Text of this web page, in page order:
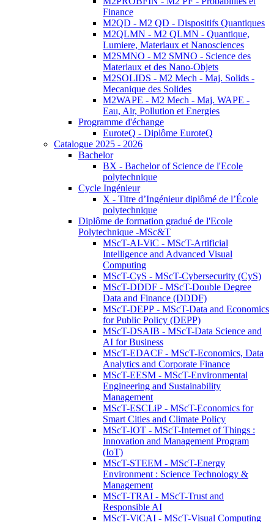
Finance
M2QD - M2 QD - Dispositifs Quantiques
M2QLMN - M2 QLMN - Quantique,
Lumiere, Materiaux et Nanosciences
M2SMNO - M2 SMNO - Science des
Materiaux et des Nano-Objets
M2SOLIDS - M2 Mech - Maj. Solids -
Mecanique des Solides
M2WAPE - M2 Mech - Maj. WAPE -
Eau, Air, Pollution et Energies
Programme d'échange
EuroteQ - Diplôme EuroteQ
Catalogue 2025 - 2026
Bachelor
BX - Bachelor of Science de l'Ecole
polytechnique
Cycle Ingénieur
X - Titre d’Ingénieur diplômé de l’École
polytechnique
Diplôme de formation gradué de l'Ecole
Polytechnique -MSc&T
MScT-AI-ViC - MScT-Artificial
Intelligence and Advanced Visual
Computing
MScT-CyS - MScT-Cybersecurity (CyS)
MScT-DDDF - MScT-Double Degree
Data and Finance (DDDF)
MScT-DEPP - MScT-Data and Economics
for Public Policy (DEPP)
MScT-DSAIB - MScT-Data Science and
AI for Business
MScT-EDACF - MScT-Economics, Data
Analytics and Corporate Finance
MScT-EESM - MScT-Environmental
Engineering and Sustainability
Management
MScT-ESCLiP - MScT-Economics for
Smart Cities and Climate Policy
MScT-IOT - MScT-Internet of Things :
Innovation and Management Program
(IoT)
MScT-STEEM - MScT-Energy
Environment : Science Technology &
Management
MScT-TRAI - MScT-Trust and
Responsible AI
MScT-ViCAI - MScT-Visual Computing